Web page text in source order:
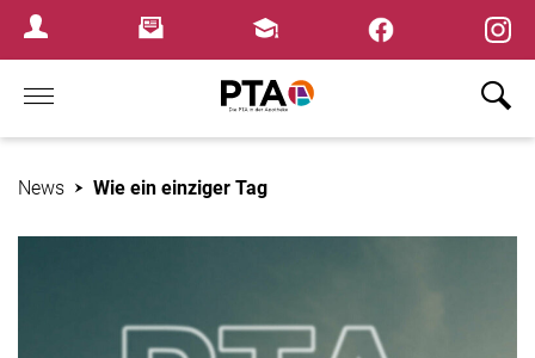
Login MenuNewsletterFortbildungen
Home
News Wie ein einziger Tag
×